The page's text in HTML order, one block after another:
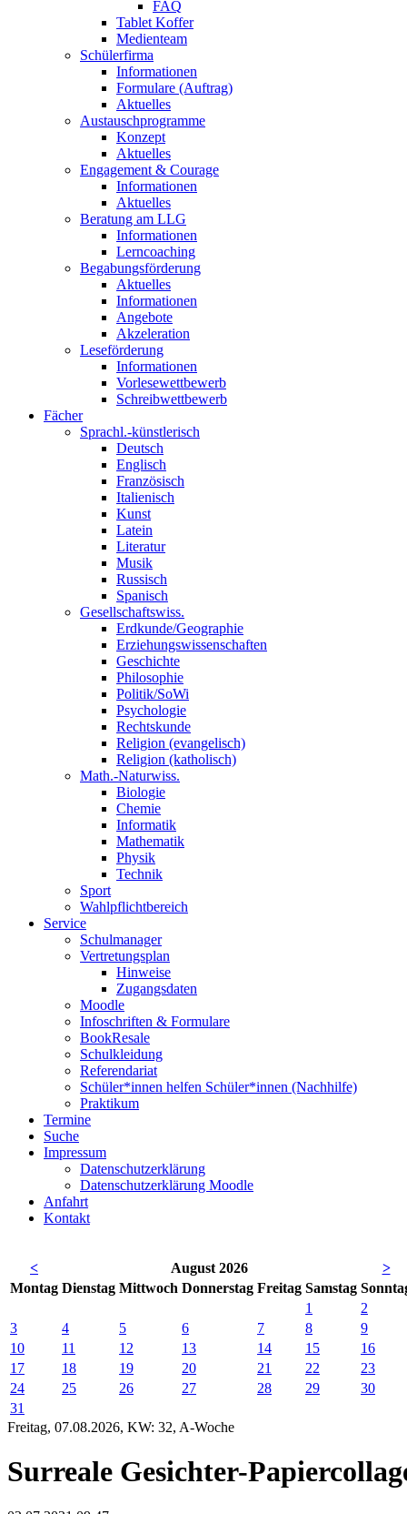
FAQ
Tablet Koffer
Medienteam
Schülerfirma
Informationen
Formulare (Auftrag)
Aktuelles
Austauschprogramme
Konzept
Aktuelles
Engagement & Courage
Informationen
Aktuelles
Beratung am LLG
Informationen
Lerncoaching
Begabungsförderung
Aktuelles
Informationen
Angebote
Akzeleration
Leseförderung
Informationen
Vorlesewettbewerb
Schreibwettbewerb
Fächer
Sprachl.-künstlerisch
Deutsch
Englisch
Französisch
Italienisch
Kunst
Latein
Literatur
Musik
Russisch
Spanisch
Gesellschaftswiss.
Erdkunde/Geographie
Erziehungswissenschaften
Geschichte
Philosophie
Politik/SoWi
Psychologie
Rechtskunde
Religion (evangelisch)
Religion (katholisch)
Math.-Naturwiss.
Biologie
Chemie
Informatik
Mathematik
Physik
Technik
Sport
Wahlpflichtbereich
Service
Schulmanager
Vertretungsplan
Hinweise
Zugangsdaten
Moodle
Infoschriften & Formulare
BookResale
Schulkleidung
Referendariat
Schüler*innen helfen Schüler*innen (Nachhilfe)
Praktikum
Termine
Suche
Impressum
Datenschutzerklärung
Datenschutzerklärung Moodle
Anfahrt
Kontakt
< August 2026
>
Montag Dienstag Mittwoch Donnerstag Freitag Samstag So
1
2
3
4 5 6 7 8
9
10
11 12 13 14 15
16
17
18 19 20 21 22
23
24
25 26 27 28 29
30
31
Freitag, 07.08.2026, KW: 32, A-Woche
Surreale Gesichter-